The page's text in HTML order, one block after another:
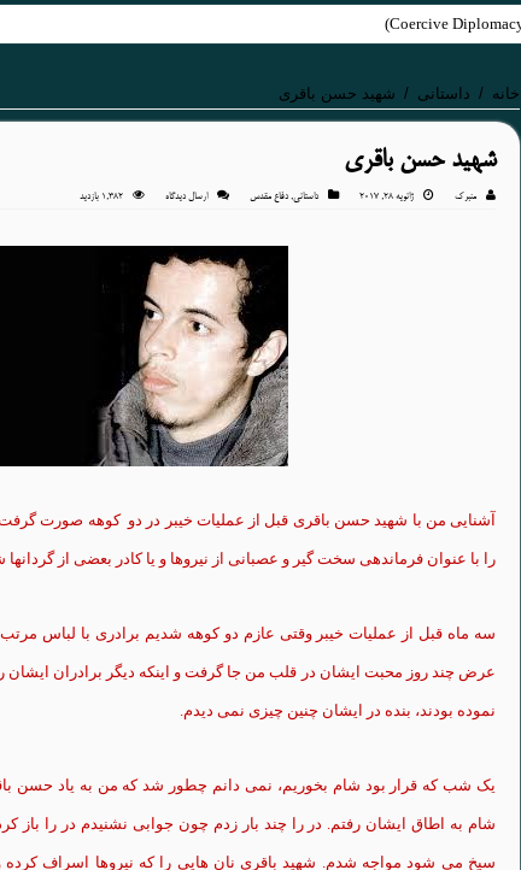
خانه / داستانی / شهید حسن باقری
شهید حسن باقری
منبرک ژانویه 28, 2017 داستانی, دفاع مقدس ارسال دیدگاه 1,382 بازدید
آشنایی من با شهید حسن باقری قبل از عملیات خیبر در دو کوهه صورت گرفت.
را با عنوان فرماندهی سختگیر و عصبانی از نیروها و یا کادر بعضی ازگردانها
سه ماه قبل از عملیات خیبر وقتی عازم دوکوهه شدیم برادری با لباس
عرض چند روز محبت ایشان در قلب من جا گرفت و اینکه دیگر برادران ایشان
نموده بودند، بنده در ایشان چنین چیزی نمی دیدم
یک شب که قرار بود شام بخوریم، نمی دانم چطور شدکه من به یاد حسن
شام به اطاق ایشان رفتم. در را چند بار زدم چون جوابی نشنیدم در را باز
سیخ می شود مواجه شدم. شهید باقری نان هایی راکه نیروها اسرافکرده